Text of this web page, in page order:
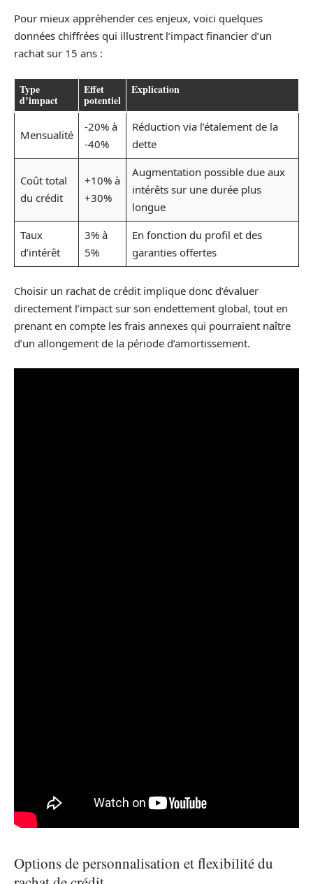
Pour mieux appréhender ces enjeux, voici quelques
données chiffrées qui illustrent l’impact financier d’un
rachat sur 15 ans :
Type
d’impact
Effet
potentiel
Explication
Mensualité
-20% à
-40%
Réduction via l’étalement de la
dette
Coût total
du crédit
+10% à
+30%
Augmentation possible due aux
intérêts sur une durée plus
longue
Taux
d’intérêt
3% à
5%
En fonction du profil et des
garanties offertes
Choisir un rachat de crédit implique donc d’évaluer
directement l’impact sur son endettement global, tout en
prenant en compte les frais annexes qui pourraient naître
d’un allongement de la période d’amortissement.
Options de personnalisation et flexibilité du